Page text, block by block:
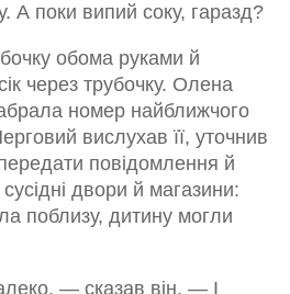
А поки випий соку, гаразд?
обома руками й
через трубочку. Олена
номер найближчого
вислухав її, уточнив
повідомлення й
двори й магазини:
поблизу, дитину могли
— сказав він. — І